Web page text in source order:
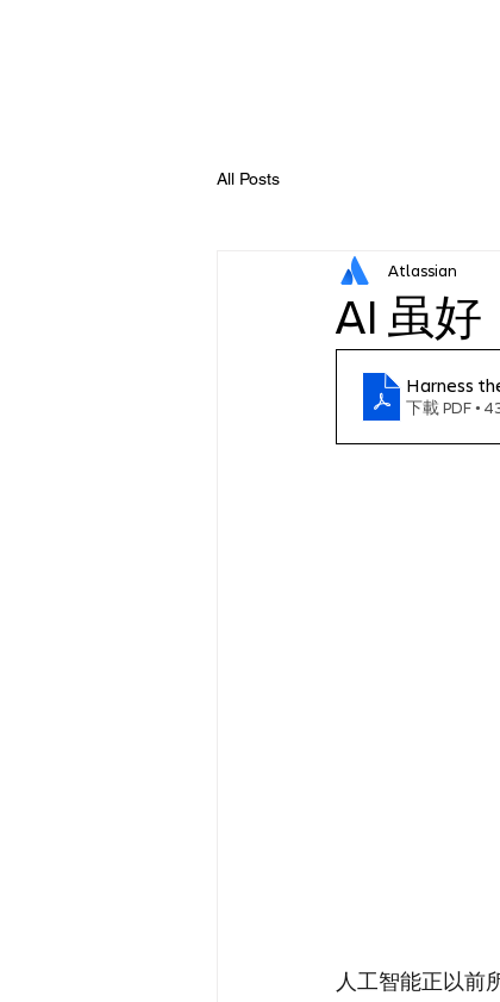
All Posts
AI 虽好
Atlassian
Harness
下載 PDF •
人工智能正以前